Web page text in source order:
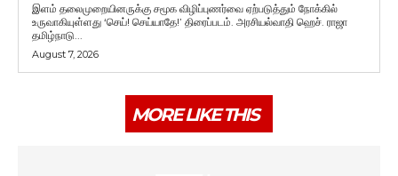
இளம் தலைமுறையினருக்கு சமூக விழிப்புணர்வை ஏற்படுத்தும் நோக்கில்
உருவாகியுள்ளது ‘செய்! செய்யாதே!’ திரைப்படம். அரசியல்வாதி ஹெச். ராஜா
தமிழ்நாடு...
August 7, 2026
MORE LIKE THIS